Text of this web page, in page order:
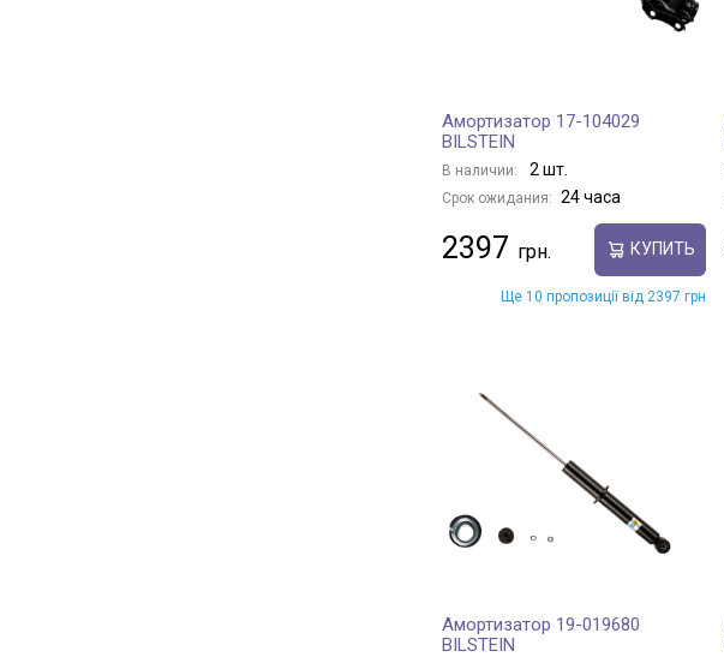
Амортизатор 17-104029
BILSTEIN
В наличии: 2 шт.
Срок ожидания: 24 часа
2397 КУПИТЬ
Ще 10 пропозиції від 2397 грн
Амортизатор 19-019680
BILSTEIN